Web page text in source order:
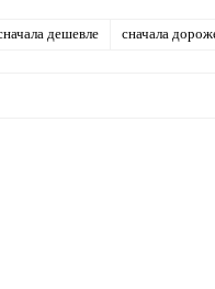
дешевле сначала